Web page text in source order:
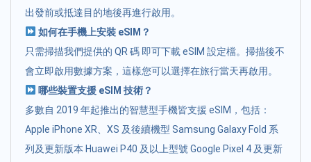
出發前或抵達目的地後再進行啟用。
如何在手機上安裝 eSIM？
只需掃描我們提供的 QR 碼 即可下載 eSIM 設定檔。掃描後不
會立即啟用數據方案，這樣您可以選擇在旅行當天再啟用。
哪些裝置支援 eSIM 技術？
多數自 2019 年起推出的智慧型手機皆支援 eSIM，包括：
Apple iPhone XR、XS 及後續機型 Samsung Galaxy Fold 系
列及更新版本 Huawei P40 及以上型號 Google Pixel 4 及更新